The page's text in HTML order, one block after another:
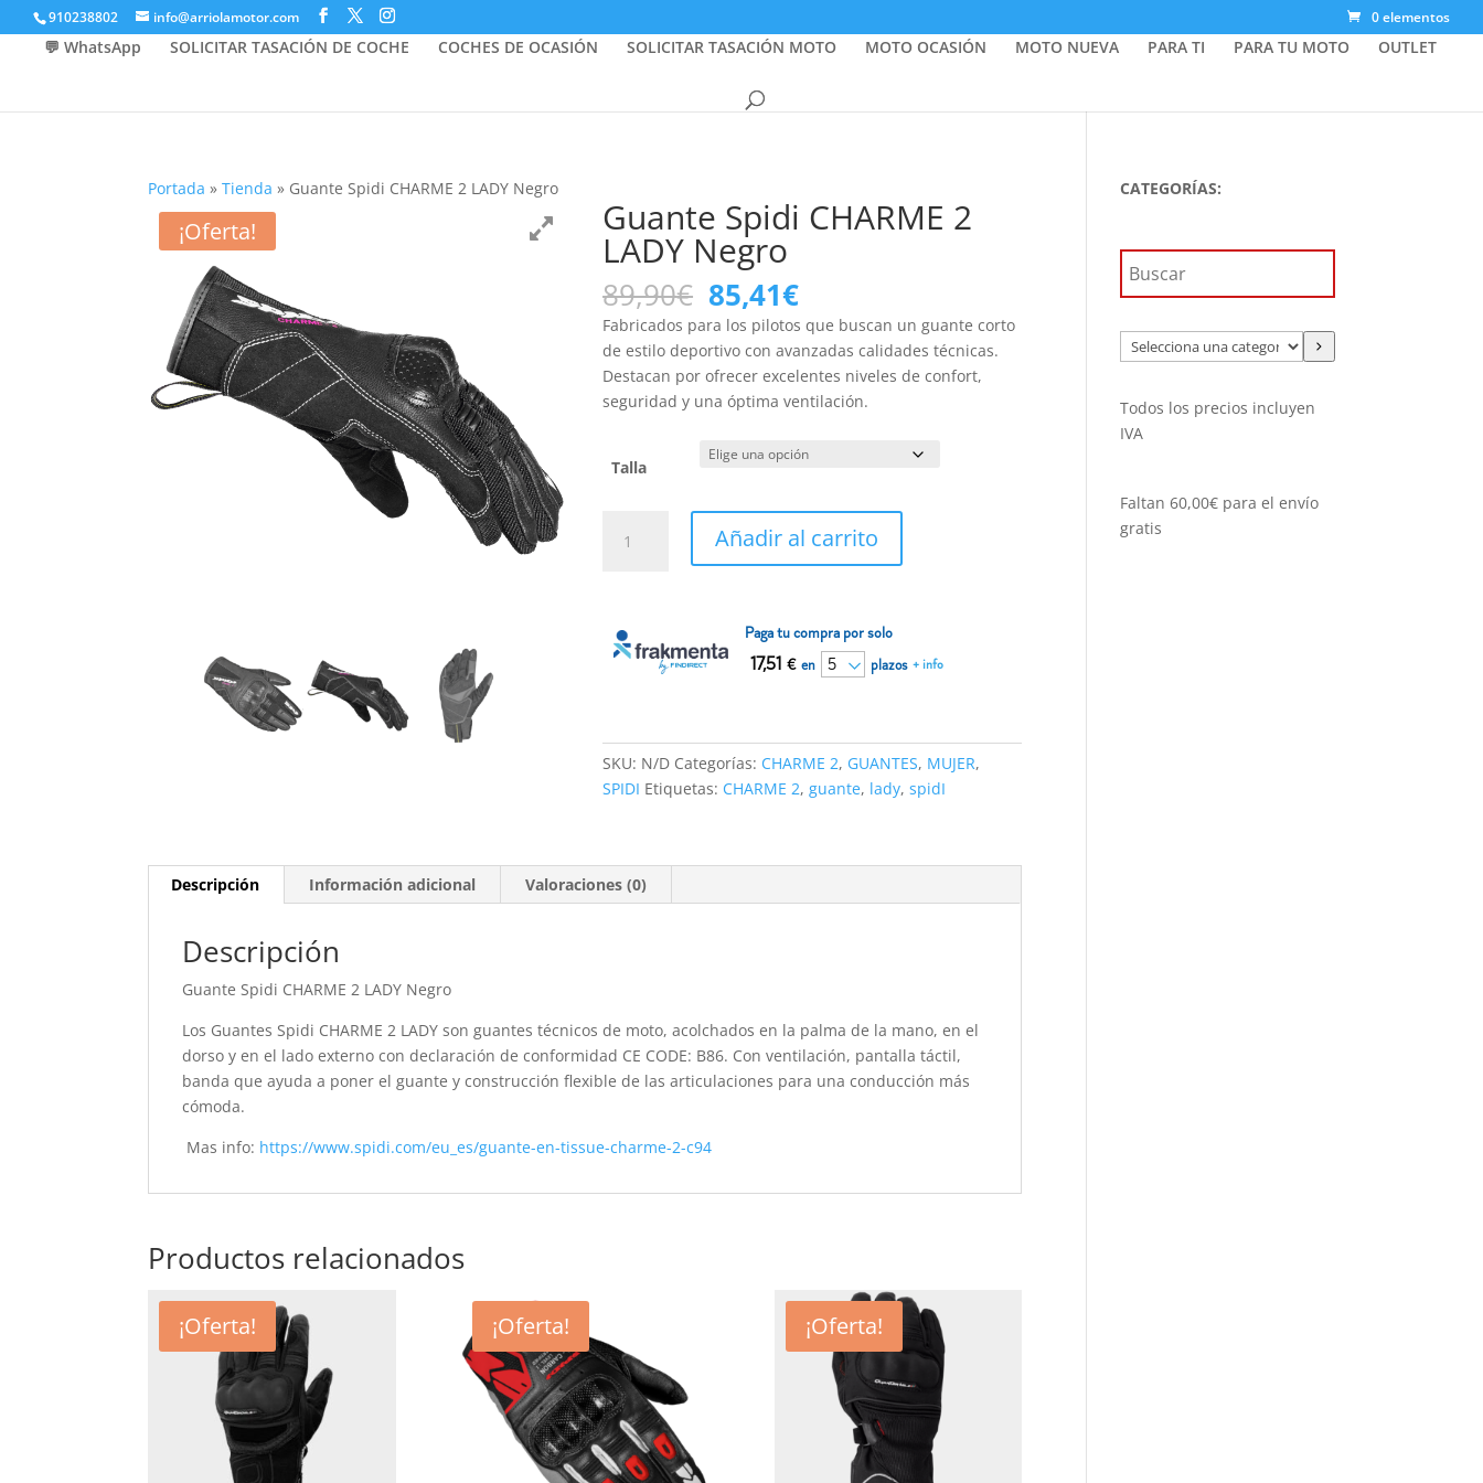
910238802 info@arriolamotor.com 0 elementos
💬 WhatsApp SOLICITAR TASACIÓN DE COCHE COCHES DE OCASIÓN SOLICITAR TASACIÓN MOTO MOTO OCASIÓN MOTO NUEVA PARA TI PARA TU MOTO OUTLET
Portada »Tienda » Guante Spidi CHARME 2 LADY Negro
¡Oferta! Guante Spidi CHARME 2
LADY Negro
89,90€ El
precio
original
era:
89,90€.
85,41€El
precio
actual
es:
85,41€.
Fabricados para los pilotos que buscan un guante corto
de estilo deportivo con avanzadas calidades técnicas.
Destacan por ofrecer excelentes niveles de confort,
seguridad y una óptima ventilación.
Talla
Spidi
Negro
cantidad
Añadir al carrito
Paga tu compra por solo
17,51 € en plazos + info
SKU: N/D Categorías: CHARME 2, GUANTES, MUJER,
SPIDI Etiquetas: CHARME 2,guante, lady,spidI
Descripción Información adicional Valoraciones (0)
Descripción
Guante Spidi CHARME 2 LADY Negro
Los Guantes Spidi CHARME 2 LADY son guantes técnicos de moto, acolchados en la palma de la mano, en el
dorso y en el lado externo con declaración de conformidad CE CODE: B86. Con ventilación, pantalla táctil,
banda que ayuda a poner el guante y construcción flexible de las articulaciones para una conducción más
cómoda.
Mas info: https://www.spidi.com/eu_es/guante-en-tissue-charme-2-c94
Productos relacionados
¡Oferta! ¡Oferta! ¡Oferta!
CATEGORÍAS:
Selecciona
una
Todos los precios incluyen
IVA
Faltan60,00€ para el envío
gratis